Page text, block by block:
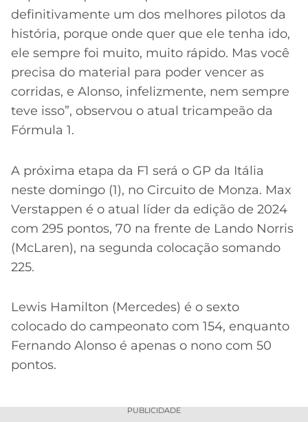
definitivamente um dos melhores pilotos da
história, porque onde quer que ele tenha ido,
ele sempre foi muito, muito rápido. Mas você
precisa do material para poder vencer as
corridas, e Alonso, infelizmente, nem sempre
teve isso”, observou o atual tricampeão da
Fórmula 1.
A próxima etapa da F1 será o GP da Itália
neste domingo (1), no Circuito de Monza. Max
Verstappen é o atual líder da edição de 2024
com 295 pontos, 70 na frente de Lando Norris
(McLaren), na segunda colocação somando
225.
Lewis Hamilton (Mercedes) é o sexto
colocado do campeonato com 154, enquanto
Fernando Alonso é apenas o nono com 50
pontos.
PUBLICIDADE